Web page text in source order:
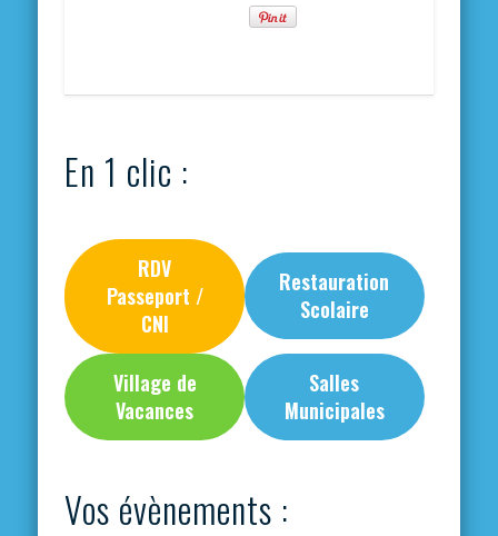
En 1 clic :
RDV
Passeport /
CNI
Restauration
Scolaire
Village de
Vacances
Salles
Municipales
Vos évènements :